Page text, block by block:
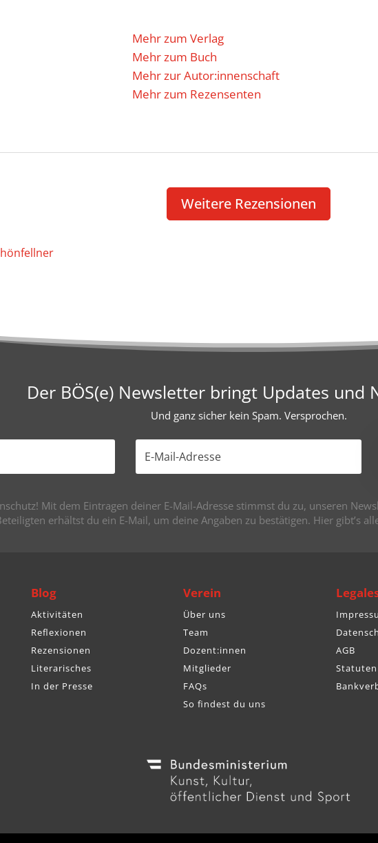
Mehr zum Verlag
Mehr zum Buch
Mehr zur Autor:innenschaft
Mehr zum Rezensenten
Weitere Rezen­sionen
Der BÖS(e) Newsletter bringt Updates und
Und ganz sicher kein Spam. Versprochen.
Mit dem Eintragen deiner E-Mail-Adresse stimmst du zu, unseren
erhältst du ein E-Mail, um deine Angaben zu bestätigen. Hier gibt’s
Blog
Aktivitäten
Reflexionen
Rezensionen
Literarisches
In der Presse
Verein
Über uns
Team
Dozent:innen
Mitglieder
FAQs
So findest du uns
AGB
Statuten